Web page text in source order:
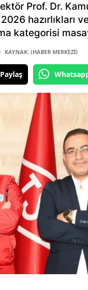
Prof. Dr.
hazırlıkları
kategorisi
KAYNAK: (HABER MERKEZİ)